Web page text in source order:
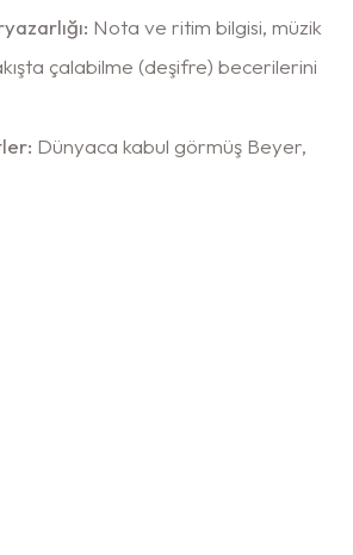
Nota ve ritim bilgisi, müzik
çalabilme (deşifre) becerilerini
Dünyaca kabul görmüş Beyer,